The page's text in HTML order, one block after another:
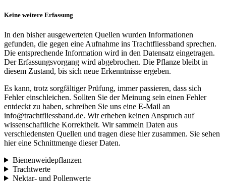
Keine weitere Erfassung
In den bisher ausgewerteten Quellen wurden Informationen
gefunden, die gegen eine Aufnahme ins Trachtfliessband sprechen.
Die entsprechende Information wird in den Datensatz eingetragen.
Der Erfassungsvorgang wird abgebrochen. Die Pflanze bleibt in
diesem Zustand, bis sich neue Erkenntnisse ergeben.
Es kann, trotz sorgfältiger Prüfung, immer passieren, dass sich
Fehler einschleichen. Sollten Sie der Meinung sein einen Fehler
entdeckt zu haben, schreiben Sie uns eine E-Mail an
info@trachtfliessband.de. Wir erheben keinen Anspruch auf
wissenschaftliche Korrektheit. Wir sammeln Daten aus
verschiedensten Quellen und tragen diese hier zusammen. Sie sehen
hier eine Schnittmenge dieser Daten.
Bienenweidepflanzen
Trachtwerte
Nektar- und Pollenwerte